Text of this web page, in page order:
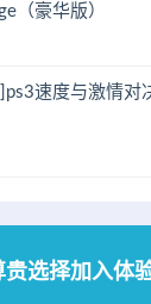
（豪华版）
速度与激情对
贵选择加入体